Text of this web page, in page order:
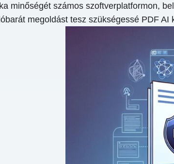
minőségét számos szoftverplatformon,
megoldást tesz szükségessé PDF AI